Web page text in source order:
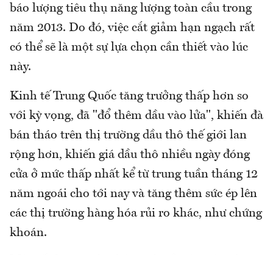
báo lượng tiêu thụ năng lượng toàn cầu trong
năm 2013. Do đó, việc cắt giảm hạn ngạch rất
có thể sẽ là một sự lựa chọn cần thiết vào lúc
này.
Kinh tế Trung Quốc tăng trưởng thấp hơn so
với kỳ vọng, đã "đổ thêm dầu vào lửa", khiến đà
bán tháo trên thị trường dầu thô thế giới lan
rộng hơn, khiến giá dầu thô nhiều ngày đóng
cửa ở mức thấp nhất kể từ trung tuần tháng 12
năm ngoái cho tới nay và tăng thêm sức ép lên
các thị trường hàng hóa rủi ro khác, như chứng
khoán.